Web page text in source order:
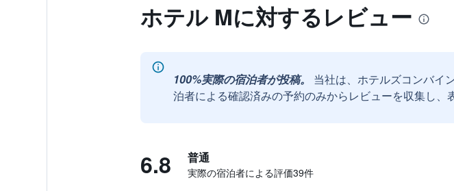
ホテル Mに対するレビュー
100%実際の宿泊者が投稿。
当社は、ホテルズコンバイ
泊者による確認済みの予約のみからレビューを収集し、
6.8 普通
実際の宿泊者による評価39​件